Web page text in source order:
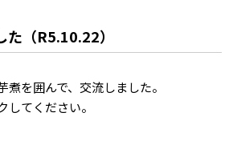
（R5.10.22）
を囲んで、交流しました。
してください。